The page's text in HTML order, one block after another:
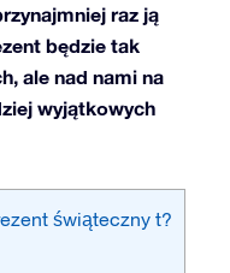
raz ją
będzie tak
ale nad nami na
wyjątkowych
świąteczny t?